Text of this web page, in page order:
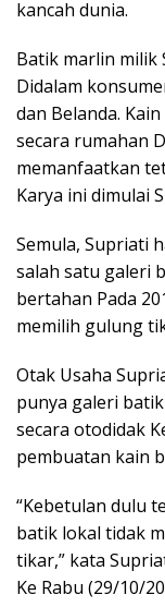
kancah dunia.
Batik marlin milik
Didalam
dan Belanda.
secara rumahan
memanfaatkan
Karya ini dimulai
Semula, Supriati
salah satu galeri
bertahan Pada
memilih gulung
Otak Usaha
punya galeri
secara otodidak
pembuatan kain
“Kebetulan dulu
batik lokal tidak
tikar,” kata
Ke Rabu (29/10/